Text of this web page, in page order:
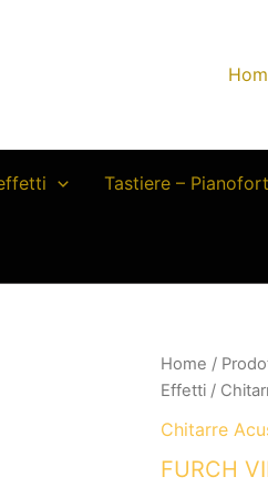
Tastiere –
Home /
Effetti /
Chitarre
FURCH